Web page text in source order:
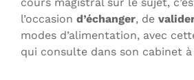
l’occasion d’échanger, de
modes d’alimentation, avec
qui consulte dans son cabinet à